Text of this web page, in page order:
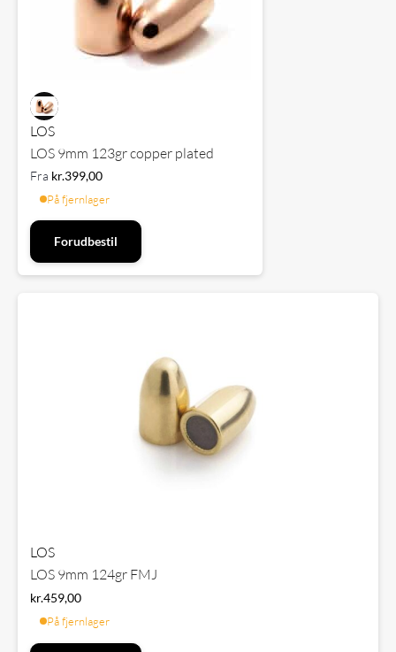
LOS
LOS 9mm 123gr copper plated
Fra kr.399,00
På fjernlager
Forudbestil
LOS
LOS 9mm 124gr FMJ
kr.459,00
På fjernlager